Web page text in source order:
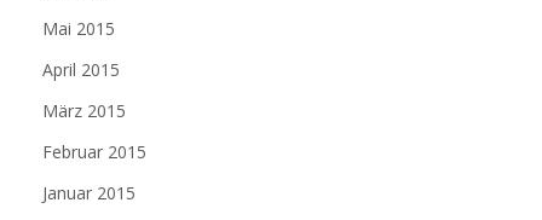
Mai 2015
April 2015
März 2015
Februar 2015
Januar 2015